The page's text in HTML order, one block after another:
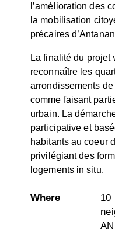
l’amélioration des
la mobilisation
précaires
La finalité du projet
reconnaître les
arrondissements
comme faisant
urbain. La
participative et
habitants au coeur
privilégiant des
logements in situ.
Where
10